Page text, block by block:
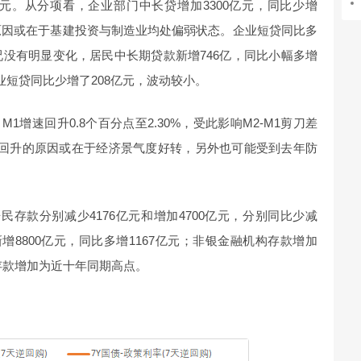
。从分项看，企业部门中长贷增加3300亿元，同比少增
或在于基建投资与制造业均处偏弱状态。企业短贷同比多
有明显变化，居民中长期贷款新增746亿，同比小幅多增
贷同比少增了208亿元，波动较小。
增速回升0.8个百分点至2.30%，受此影响M2-M1剪刀差
升的原因或在于经济景气度好转，另外也可能受到去年防
存款分别减少4176亿元和增加4700亿元，分别同比少减
8800亿元，同比多增1167亿元；非银金融机构存款增加
增加为近十年同期高点。